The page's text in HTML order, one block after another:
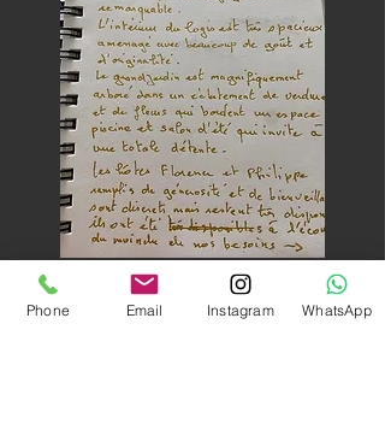
Phone Email Instagram WhatsApp